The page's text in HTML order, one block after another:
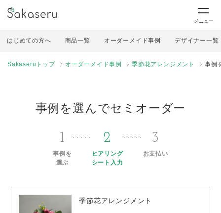
メニュー
はじめての方へ 商品一覧 オーダーメイド事例 デザイナー一覧
Sakaseruトップ オーダーメイド事例 季節花アレンジメント 事例
事例を選んでセミオーダー
1
事例を
選ぶ
2
ヒアリング
シート入力
3
お支払い
季節花アレンジメント